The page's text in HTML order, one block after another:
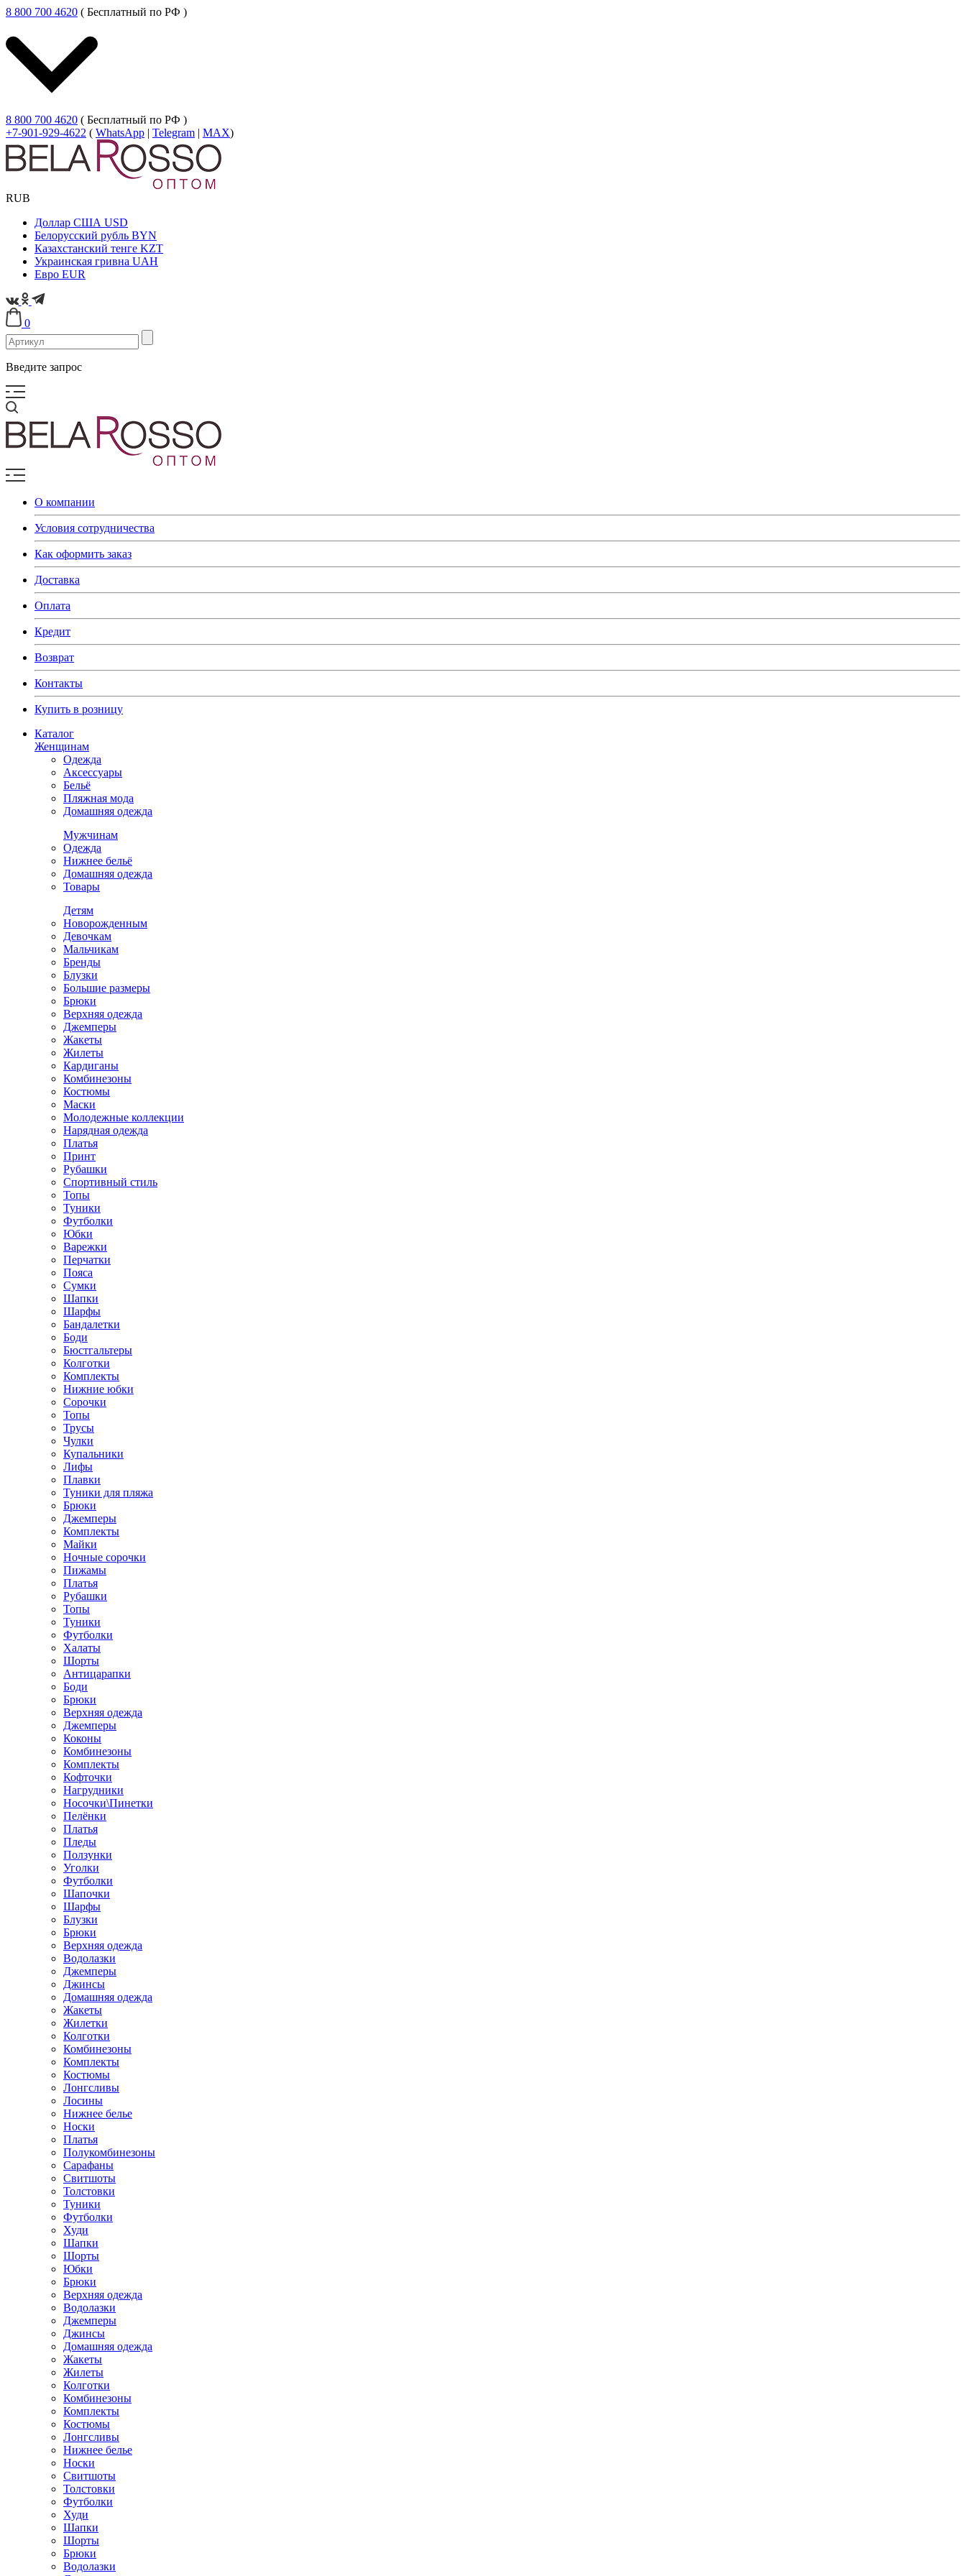
8 800 700 4620 ( Бесплатный по РФ )
8 800 700 4620 ( Бесплатный по РФ )
+7-901-929-4622 ( WhatsApp | Telegram | MAX)
RUB
Доллар США USD
Белорусский рубль BYN
Казахстанский тенге KZT
Украинская гривна UAH
Евро EUR
0
Введите запрос
О компании
Условия сотрудничества
Как оформить заказ
Доставка
Оплата
Кредит
Возврат
Контакты
Купить в розницу
Каталог
Женщинам
Одежда
Аксессуары
Бельё
Пляжная мода
Домашняя одежда
Мужчинам
Одежда
Нижнее бельё
Домашняя одежда
Товары
Детям
Новорожденным
Девочкам
Мальчикам
Бренды
Блузки
Большие размеры
Брюки
Верхняя одежда
Джемперы
Жакеты
Жилеты
Кардиганы
Комбинезоны
Костюмы
Маски
Молодежные коллекции
Нарядная одежда
Платья
Принт
Рубашки
Спортивный стиль
Топы
Туники
Футболки
Юбки
Варежки
Перчатки
Пояса
Сумки
Шапки
Шарфы
Бандалетки
Боди
Бюстгальтеры
Колготки
Комплекты
Нижние юбки
Сорочки
Топы
Трусы
Чулки
Купальники
Лифы
Плавки
Туники для пляжа
Брюки
Джемперы
Комплекты
Майки
Ночные сорочки
Пижамы
Платья
Рубашки
Топы
Туники
Футболки
Халаты
Шорты
Антицарапки
Боди
Брюки
Верхняя одежда
Джемперы
Коконы
Комбинезоны
Комплекты
Кофточки
Нагрудники
Носочки\Пинетки
Пелёнки
Платья
Пледы
Ползунки
Уголки
Футболки
Шапочки
Шарфы
Блузки
Брюки
Верхняя одежда
Водолазки
Джемперы
Джинсы
Домашняя одежда
Жакеты
Жилетки
Колготки
Комбинезоны
Комплекты
Костюмы
Лонгсливы
Лосины
Нижнее белье
Носки
Платья
Полукомбинезоны
Сарафаны
Свитшоты
Толстовки
Туники
Футболки
Худи
Шапки
Шорты
Юбки
Брюки
Верхняя одежда
Водолазки
Джемперы
Джинсы
Домашняя одежда
Жакеты
Жилеты
Колготки
Комбинезоны
Комплекты
Костюмы
Лонгсливы
Нижнее белье
Носки
Свитшоты
Толстовки
Футболки
Худи
Шапки
Шорты
Брюки
Водолазки